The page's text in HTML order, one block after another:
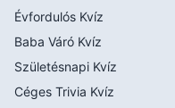
Évfordulós Kvíz
Baba Váró Kvíz
Születésnapi Kvíz
Céges Trivia Kvíz